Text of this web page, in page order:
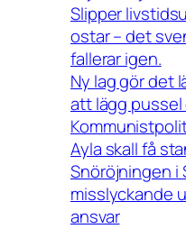
Slipper
ostar – det
fallerar igen.
Ny lag gör det
att lägg pussel
Ayla skall få
Snöröjningen i
misslyckande
ansvar